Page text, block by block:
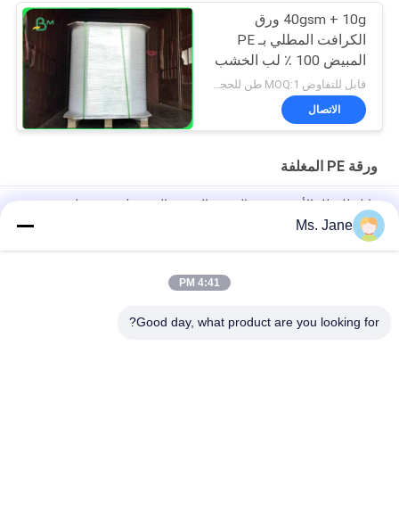
40gsm + 10g ورق
الكرافت المطلي بـ PE
المبيض 100 ٪ لب الخشب
لتعبئة الوجبات الخفيفة
قابل للتفاوض MOQ:1 طن للحجم العادي و 10 طن للحجم الخاص
الاتصال
ورقة PE المغلفة
قابلة للتحلل الأبيض جيش التحرير الشعبى الصينى / ورقة مغلفة
لالكؤوس الآيس كريم صديقة للبيئة
150um 200um دائم ورقة الاصطناعية غير تيابل للمواد الإعلانية
Ms. Jane
4:41 PM
Good day, what product are you looking for?